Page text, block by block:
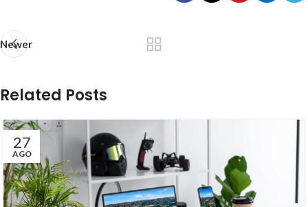
Newer
Related Posts
27
AGO